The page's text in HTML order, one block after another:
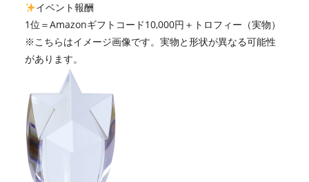
イベント報酬
1位＝Amazonギフトコード10,000円＋トロフィー（実物）
※こちらはイメージ画像です。実物と形状が異なる可能性
があります。